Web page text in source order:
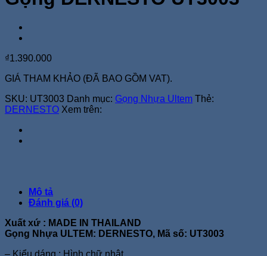
₫1.390.000
GIÁ THAM KHẢO (ĐÃ BAO GỒM VAT).
SKU: UT3003 Danh mục: Gọng Nhựa Ultem Thẻ:
DERNESTO Xem trên:
Mô tả
Đánh giá (0)
Xuất xứ : MADE IN THAILAND
Gọng Nhựa ULTEM: DERNESTO, Mã số: UT3003
– Kiểu dáng : Hình chữ nhật